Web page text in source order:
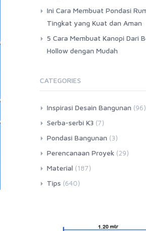
Ini Cara Membuat Pondasi
Tingkat yang Kuat dan Aman
5 Cara Membuat Kanopi Dari
Hollow dengan Mudah
CATEGORIES
Inspirasi Desain Bangunan (96)
Serba-serbi K3 (7)
Pondasi Bangunan (3)
Perencanaan Proyek (29)
Material (187)
Tips (640)